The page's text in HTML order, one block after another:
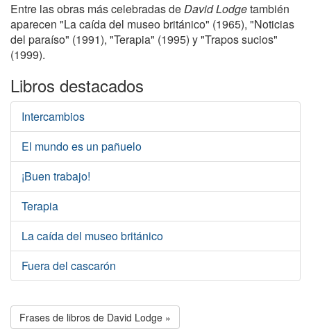
Entre las obras más celebradas deDavid Lodgetambién
aparecen "La caída del museo británico" (1965), "Noticias
del paraíso" (1991), "Terapia" (1995) y "Trapos sucios"
(1999).
Libros destacados
Intercambios
El mundo es un pañuelo
¡Buen trabajo!
Terapia
La caída del museo británico
Fuera del cascarón
Frases de libros de David Lodge »